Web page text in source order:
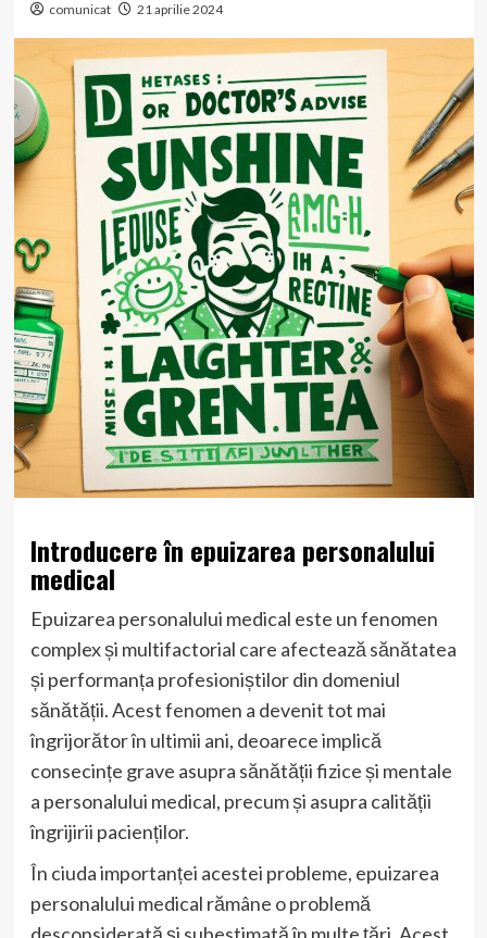
comunicat 21 aprilie 2024
Introducere în epuizarea personalului
medical
Epuizarea personalului medical este un fenomen
complex și multifactorial care afectează sănătatea
și performanța profesioniștilor din domeniul
sănătății. Acest fenomen a devenit tot mai
îngrijorător în ultimii ani, deoarece implică
consecințe grave asupra sănătății fizice și mentale
a personalului medical, precum și asupra calității
îngrijirii pacienților.
În ciuda importanței acestei probleme, epuizarea
personalului medical rămâne o problemă